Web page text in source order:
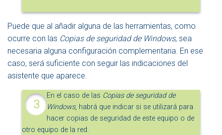
Puede que al añadir alguna de las herramientas, como
ocurre con las Copias de seguridad de Windows, sea
necesaria alguna configuración complementaria. En ese
caso, será suficiente con seguir las indicaciones del
asistente que aparece.
En el caso de las Copias de seguridad de
Windows, habrá que indicar si se utilizará para
hacer copias de seguridad de este equipo o de
otro equipo de la red.